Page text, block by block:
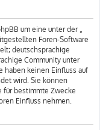
um eine unter der „
Foren-Software
deutschsprachige
Community unter
haben keinen Einfluss auf
wird. Sie können
für bestimmte Zwecke
Einfluss nehmen.